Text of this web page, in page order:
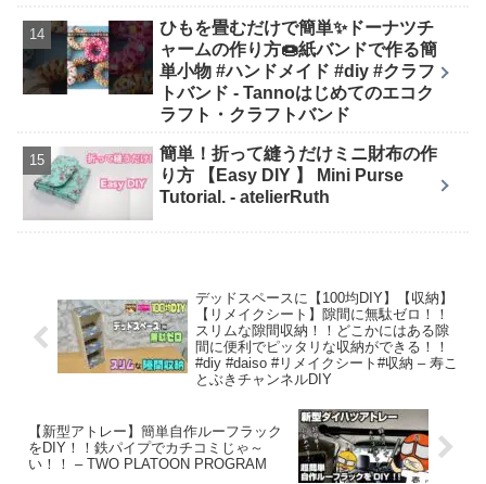
ひもを畳むだけで簡単✨ドーナツチ
ャームの作り方🍩紙バンドで作る簡
単小物 #ハンドメイド #diy #クラフ
トバンド - Tannoはじめてのエコク
ラフト・クラフトバンド
簡単！折って縫うだけミニ財布の作
り方 【Easy DIY 】 Mini Purse
Tutorial. - atelierRuth
デッドスペースに【100均DIY】【収納】
【リメイクシート】隙間に無駄ゼロ！！
スリムな隙間収納！！どこかにはある隙
間に便利でピッタリな収納ができる！！
#diy #daiso #リメイクシート#収納 – 寿こ
とぶきチャンネルDIY
【新型アトレー】簡単自作ルーフラック
をDIY！！鉄パイプでカチコミじゃ～
い！！ – TWO PLATOON PROGRAM